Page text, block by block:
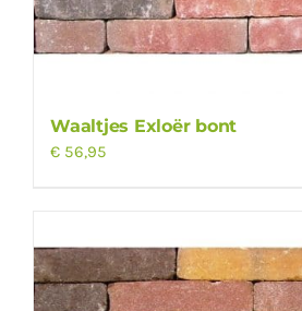
Waaltjes Exloër bont
€ 56,95